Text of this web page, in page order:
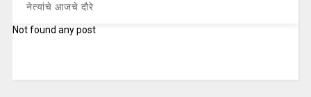
नेत्यांचे आजचे दौरे
Not found any post